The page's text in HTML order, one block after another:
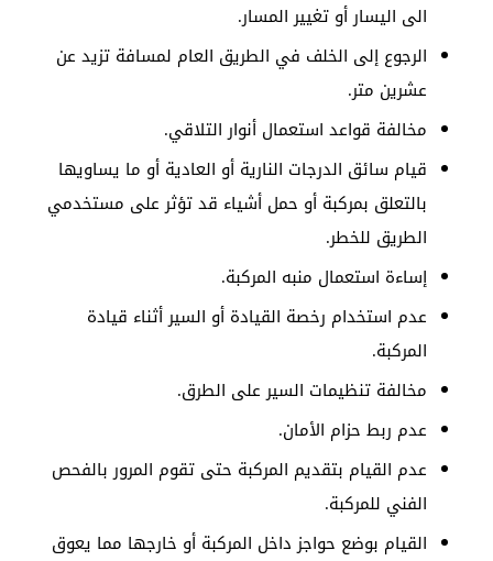
الى اليسار أو تغيير المسار.
الرجوع إلى الخلف في الطريق العام لمسافة تزيد عن
عشرين متر.
مخالفة قواعد استعمال أنوار التلاقي.
قيام سائق الدرجات النارية أو العادية أو ما يساويها
بالتعلق بمركبة أو حمل أشياء قد تؤثر على مستخدمي
الطريق للخطر.
إساءة استعمال منبه المركبة.
عدم استخدام رخصة القيادة أو السير أثناء قيادة
المركبة.
مخالفة تنظيمات السير على الطرق.
عدم ربط حزام الأمان.
عدم القيام بتقديم المركبة حتى تقوم المرور بالفحص
الفني للمركبة.
القيام بوضع حواجز داخل المركبة أو خارجها مما يعوق